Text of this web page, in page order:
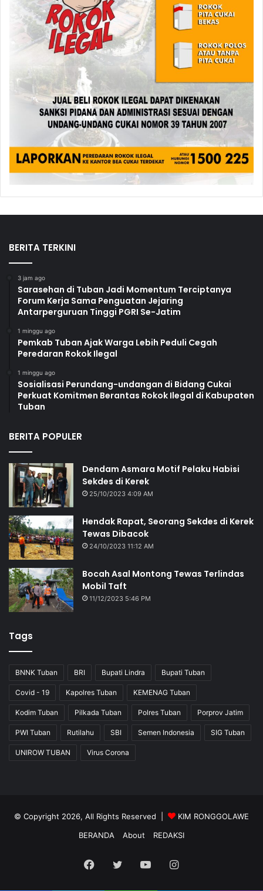
BERITA TERKINI
3 jam ago
Sarasehan di Tuban Jadi Momentum Terciptanya
Forum Kerja Sama Penguatan Jejaring
Antarperguruan Tinggi PGRI Se-Jatim
1 minggu ago
Pemkab Tuban Ajak Warga Lebih Peduli Cegah
Peredaran Rokok Ilegal
1 minggu ago
Sosialisasi Perundang-undangan di Bidang Cukai
Perkuat Komitmen Berantas Rokok Ilegal di Kabupaten
Tuban
BERITA POPULER
Dendam Asmara Motif Pelaku Habisi
Sekdes di Kerek
25/10/2023 4:09 AM
Hendak Rapat, Seorang Sekdes di Kerek
Tewas Dibacok
24/10/2023 11:12 AM
Bocah Asal Montong Tewas Terlindas
Mobil Taft
11/12/2023 5:46 PM
Tags
BNNK Tuban BRI Bupati Lindra Bupati Tuban
Covid - 19 Kapolres Tuban KEMENAG Tuban
Kodim Tuban Pilkada Tuban Polres Tuban Porprov Jatim
PWI Tuban Rutilahu SBI Semen Indonesia SIG Tuban
UNIROW TUBAN Virus Corona
© Copyright 2026, All Rights Reserved |
KIM RONGGOLAWE
BERANDA
About REDAKSI
Facebook
Twitter YouTubeInstagram